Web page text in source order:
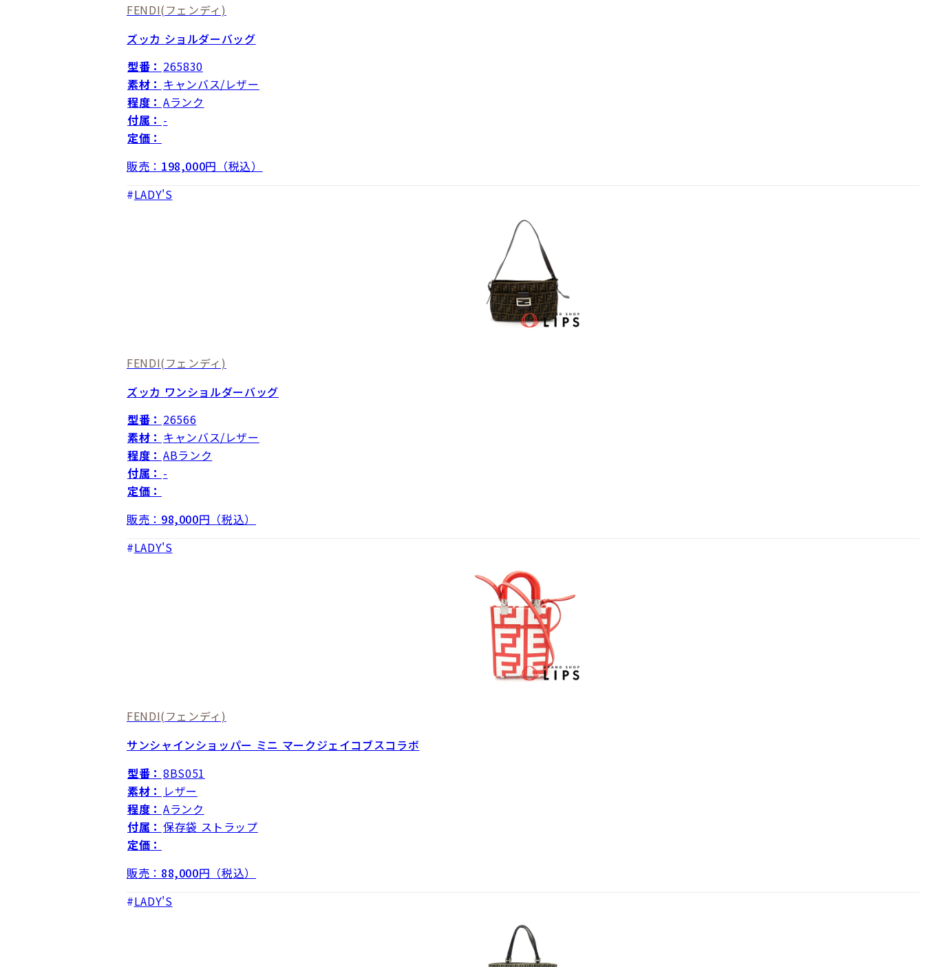
FENDI(フェンディ)
ズッカ ショルダーバッグ
型番： 265830
素材： キャンバス/レザー
程度： Aランク
付属： -
定価：
販売： 198,000円（税込）
LADY'S
FENDI(フェンディ)
ズッカ ワンショルダーバッグ
型番： 26566
素材： キャンバス/レザー
程度： ABランク
付属： -
定価：
販売： 98,000円（税込）
LADY'S
FENDI(フェンディ)
サンシャインショッパー ミニ マークジェイコブスコラボ
型番： 8BS051
素材： レザー
程度： Aランク
付属： 保存袋 ストラップ
定価：
販売： 88,000円（税込）
LADY'S